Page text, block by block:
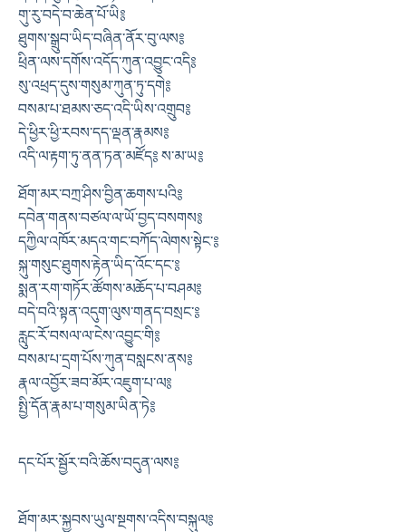
གུ་རུ་བདེ་བ་ཆེན་པོ་ཡི༔
ཐུགས་སྒྲུབ་ཡིད་བཞིན་ནོར་བུ་ལས༔
ཕྲིན་ལས་དགོས་འདོད་ཀུན་འབྱུང་འདི༔
སུ་འཕྲད་དུས་གསུམ་ཀུན་ཏུ་དགེ༔
བསམ་པ་ཐམས་ཅད་འདི་ཡིས་འགྲུབ༔
དེ་ཕྱིར་ཕྱི་རབས་དད་ལྡན་རྣམས༔
འདི་ལ་རྟག་ཏུ་ནན་ཏན་མཛོད༔ ས་མ་ཡ༔
ཐོག་མར་བཀྲ་ཤིས་བྱིན་ཆགས་པའི༔
དབེན་གནས་བཙལ་ལ་ཡོ་བྱད་བསགས༔
དཀྱིལ་འཁོར་མདའ་གང་བཀོད་ལེགས་སྟེང་༔
སྐུ་གསུང་ཐུགས་རྟེན་ཡིད་འོང་དང་༔
སྨན་རག་གཏོར་ཚོགས་མཆོད་པ་བཤམ༔
བདེ་བའི་སྟན་འདུག་ལུས་གནད་བསྲང་༔
རླུང་རོ་བསལ་ལ་ངེས་འབྱུང་གི༔
བསམ་པ་དྲག་པོས་ཀུན་བསླངས་ནས༔
རྣལ་འབྱོར་ཟབ་མོར་འཇུག་པ་ལ༔
སྤྱི་དོན་རྣམ་པ་གསུམ་ཡིན་ཏེ༔
དང་པོར་སྦྱོར་བའི་ཆོས་བདུན་ལས༔
ཐོག་མར་སྐྱབས་ཡུལ་སྔགས་འདིས་བསྐུལ༔